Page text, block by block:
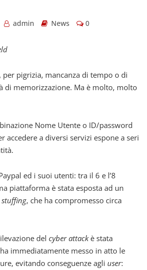
admin News 0
pigrizia, mancanza di tempo o di
di memorizzazione. Ma è molto, molto
Nome Utente o ID/password
accedere a diversi servizi espone a seri
ed i suoi utenti: tra il 6 e l’8
piattaforma è stata esposta ad un
, che ha compromesso circa
del cyber attackè stata
immediatamente messo in atto le
evitando conseguenze agli user: